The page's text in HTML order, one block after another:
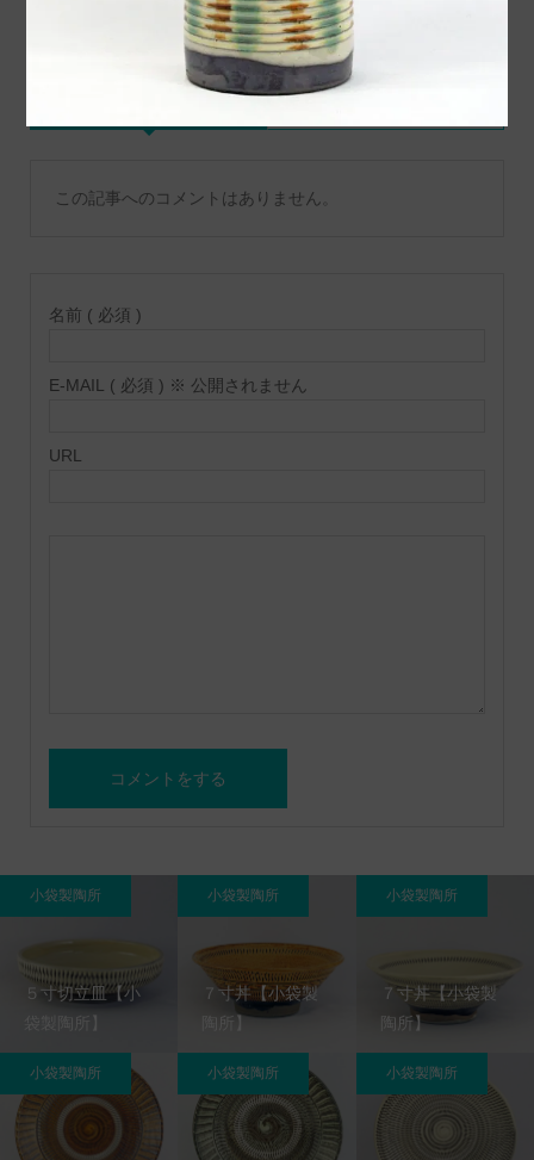
コメント
コメント ( 0 )
トラックバックは利用でき
この記事へのコメントはありません。
名前 ( 必須 )
E-MAIL ( 必須 ) ※ 公開されません
URL
５寸切立皿【小
袋製陶所】
小袋製陶所
７寸丼【小袋製
陶所】
小袋製陶所
７寸丼【小袋製
陶所】
小袋製陶所
小袋製陶所 小袋製陶所 小袋製陶所